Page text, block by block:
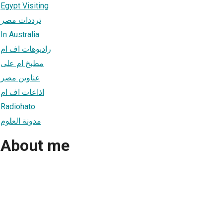
Egypt Visiting
ترددات مصر
In Australia
راديوهات اف ام
مطبخ ام على
عناوين مصر
اذاعات اف ام
Radiohato
مدونة العلوم
About me